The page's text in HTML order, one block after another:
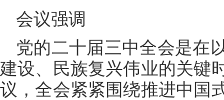
会议强调
党的二十届三中全会是在
建设、民族复兴伟业的关键
议，全会紧紧围绕推进中国